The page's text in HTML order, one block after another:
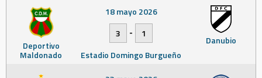
Deportivo
Maldonado
Danubio
18 mayo 2026
3
-
1
Estadio Domingo Burgueño